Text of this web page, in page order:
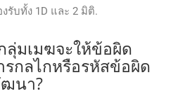
รับทั้ง 1D และ 2 มิติ.
มเมฆจะให้ข้อผิด
กลไกหรือรหัสข้อผิด
นา?